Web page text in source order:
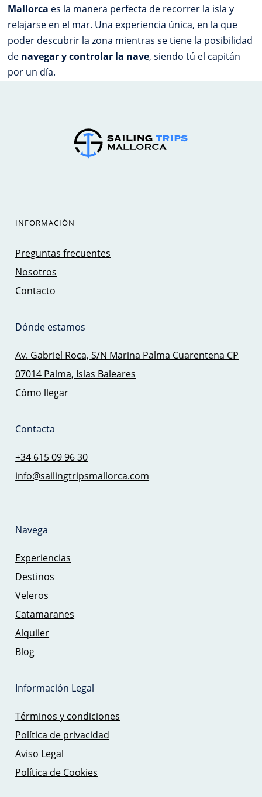
Mallorca es la manera perfecta de recorrer la isla y
relajarse en el mar. Una experiencia única, en la que
poder descubrir la zona mientras se tiene la posibilidad
de navegar y controlar la nave, siendo tú el capitán
por un día.
INFORMACIÓN
Preguntas frecuentes
Nosotros
Contacto
Dónde estamos
Av. Gabriel Roca, S/N Marina Palma Cuarentena CP
07014 Palma, Islas Baleares
Cómo llegar
Contacta
+34 615 09 96 30
info@sailingtripsmallorca.com
Navega
Experiencias
Destinos
Veleros
Catamaranes
Alquiler
Blog
Información Legal
Términos y condiciones
Política de privacidad
Aviso Legal
Política de Cookies